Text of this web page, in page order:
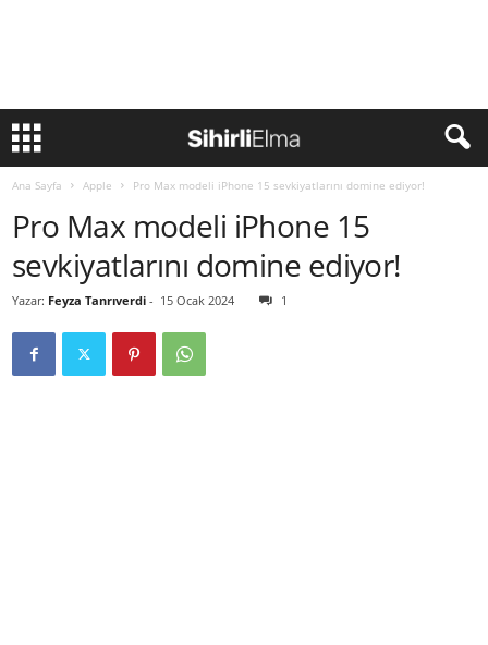
Ana Sayfa Apple Pro Max modeli iPhone 15 sevkiyatlarını domine ediyor!
Pro Max modeli iPhone 15
sevkiyatlarını domine ediyor!
Yazar: Feyza Tanrıverdi - 15 Ocak 2024 1